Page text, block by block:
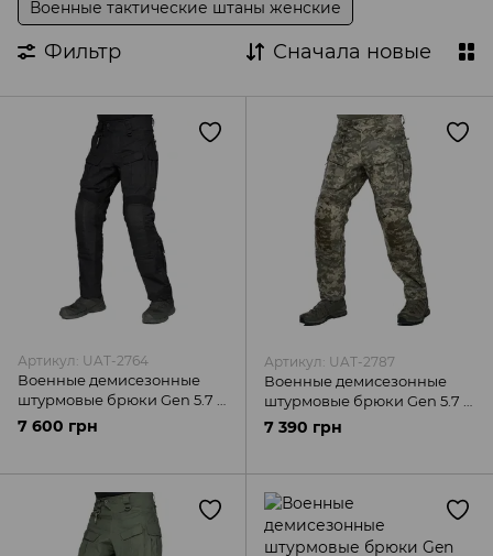
Военные тактические штаны женские
Фильтр Сначала новые
Артикул: UAT-2764
Военные демисезонные
штурмовые брюки Gen 5.7 с
наколенниками Черный
7 600 грн
Артикул: UAT-2787
Военные демисезонные
штурмовые брюки Gen 5.7 с
наколенниками Пиксель
7 390 грн